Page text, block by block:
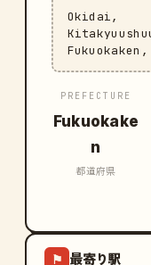
Okidai,
PREFECTURE
Fukuokake
n
都道府県
⚑ 最寄り駅